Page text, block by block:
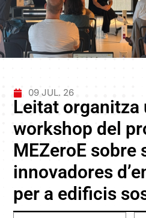
09 JUL. 26
Leitat organitza
workshop del
MEZeroE sobre
innovadores
per a edificis